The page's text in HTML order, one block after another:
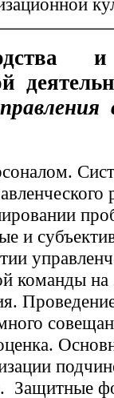
и
команды на
Защитные